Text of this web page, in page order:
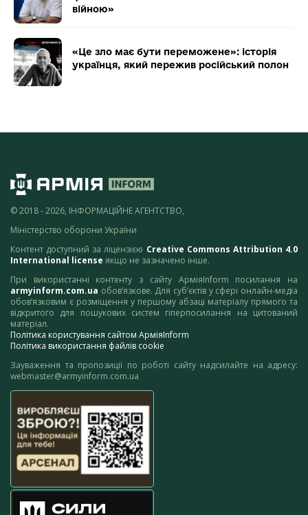
війною»
«Це зло має бути переможене»: історія
українця, який пережив російський полон
© 2018 - 2026, ІНФОРМАЦІЙНЕ АГЕНТСТВО,
Міністерство оборони України
Контент доступний за ліцензією Creative Commons Attribution 4.0
International license якщо не зазначено інше.
При використанні контенту з сайту АрміяInform посилання на
armyinform.com.ua обов’язкове. Для суб’єктів у сфері онлайн-медіа
обов’язковим є розміщення у першому абзаці матеріалу прямого та
відкритого для пошукових систем гіперпосилання на цитований
матеріал.
Політика користування сайтом АрміяInform
Політика використання файлів cookie
Зауваження та пропозиції по роботі сайту надсилайте на адресу:
webmaster@armyinform.com.ua